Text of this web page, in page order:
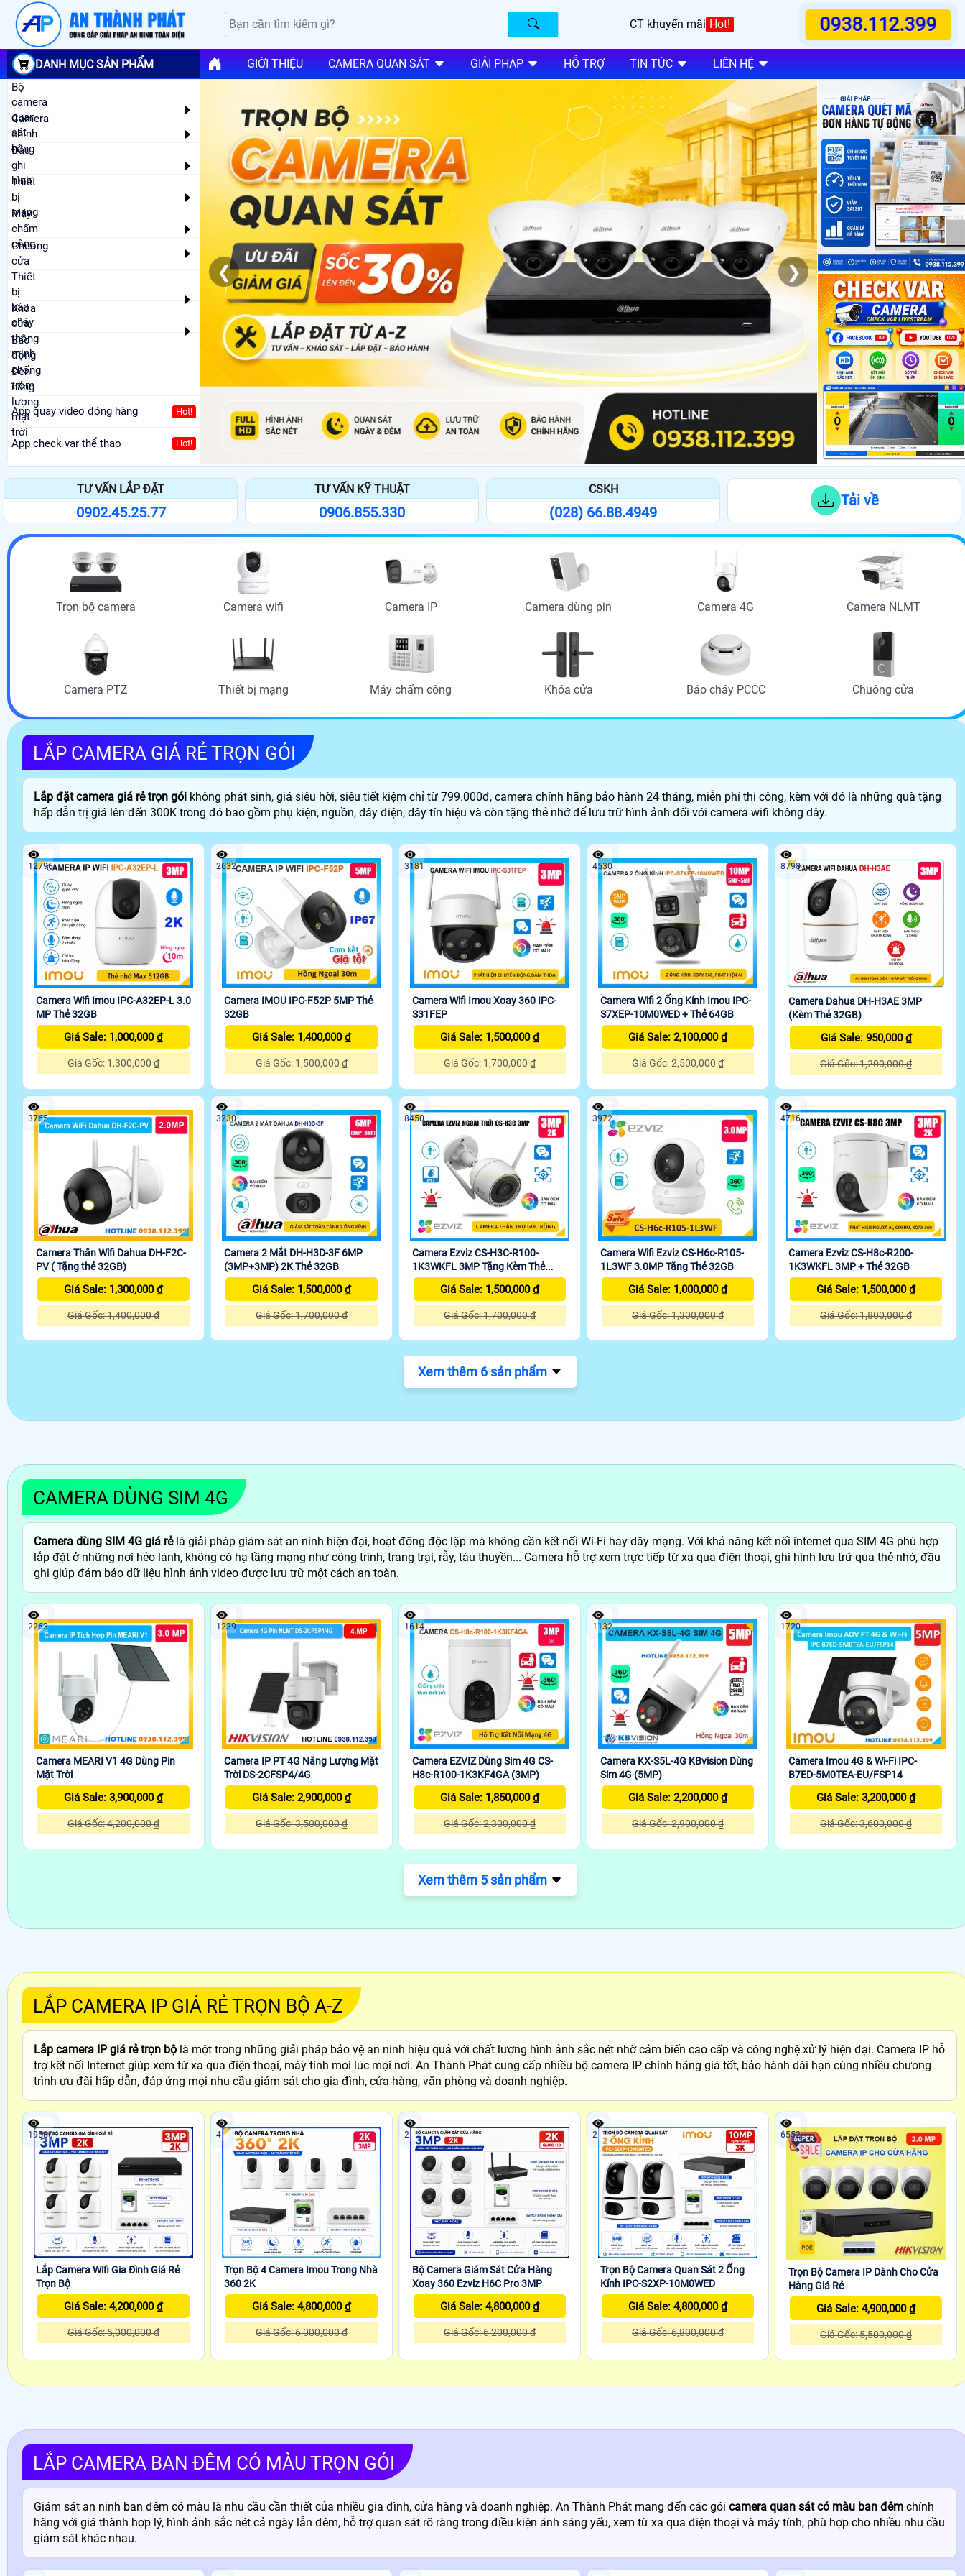
CT khuyến mãi Hot! 0938.112.399
DANH MỤC SẢN PHẨM
Bộ
camera
quan
sát
Camera
chính
hãng
Đầu
ghi
hình
Thiết
bị
mạng
Máy
chấm
công
Chuông
cửa
Thiết
bị
báo
cháy
Khóa
cửa
thông
minh
Báo
động
chống
trộm
Đèn
năng
lượng
mặt
trời
App quay video đóng hàng Hot!
App check var thể thao Hot!
GIỚI THIỆU CAMERA QUAN SÁT GIẢI PHÁP HỖ TRỢ TIN TỨC LIÊN HỆ
❮ ❯
TƯ VẤN LẮP ĐẶT
0902.45.25.77
TƯ VẤN KỸ THUẬT
0906.855.330
CSKH
(028) 66.88.4949
Tải về
Trọn bộ camera Camera wifi Camera IP Camera dùng pin Camera 4G Camera NLMT
Camera PTZ Thiết bị mạng Máy chấm công Khóa cửa Báo cháy PCCC Chuông cửa
LẮP CAMERA GIÁ RẺ TRỌN GÓI
Lắp đặt camera giá rẻ trọn gói không phát sinh, giá siêu hời, siêu tiết kiệm chỉ từ 799.000đ, camera chính hãng bảo hành 24 tháng, miễn phí thi công, kèm với đó là những quà tặng
hấp dẫn trị giá lên đến 300K trong đó bao gồm phụ kiện, nguồn, dây điện, dây tín hiệu và còn tặng thẻ nhớ để lưu trữ hình ảnh đối với camera wifi không dây.
Camera Wifi Imou IPC-A32EP-L 3.0
MP Thẻ 32GB
Giá Sale: 1,000,000 ₫
Giá Gốc: 1,300,000 ₫
12796
Camera IMOU IPC-F52P 5MP Thẻ
32GB
Giá Sale: 1,400,000 ₫
Giá Gốc: 1,500,000 ₫
2632
Camera Wifi Imou Xoay 360 IPC-
S31FEP
Giá Sale: 1,500,000 ₫
Giá Gốc: 1,700,000 ₫
3181
Camera Wifi 2 Ống Kính Imou IPC-
S7XEP-10M0WED + Thẻ 64GB
Giá Sale: 2,100,000 ₫
Giá Gốc: 2,500,000 ₫
4530
Camera Dahua DH-H3AE 3MP
(Kèm Thẻ 32GB)
Giá Sale: 950,000 ₫
Giá Gốc: 1,200,000 ₫
8798
Camera Thân Wifi Dahua DH-F2C-
PV ( Tặng thẻ 32GB)
Giá Sale: 1,300,000 ₫
Giá Gốc: 1,400,000 ₫
3765
Camera 2 Mắt DH-H3D-3F 6MP
(3MP+3MP) 2K Thẻ 32GB
Giá Sale: 1,500,000 ₫
Giá Gốc: 1,700,000 ₫
3230
Camera Ezviz CS-H3C-R100-
1K3WKFL 3MP Tặng Kèm Thẻ
32GB
Giá Sale: 1,500,000 ₫
Giá Gốc: 1,700,000 ₫
8450
Camera Wifi Ezviz CS-H6c-R105-
1L3WF 3.0MP Tặng Thẻ 32GB
Giá Sale: 1,000,000 ₫
Giá Gốc: 1,300,000 ₫
3972
Camera Ezviz CS-H8c-R200-
1K3WKFL 3MP + Thẻ 32GB
Giá Sale: 1,500,000 ₫
Giá Gốc: 1,800,000 ₫
4716
Xem thêm 6 sản phẩm
CAMERA DÙNG SIM 4G
Camera dùng SIM 4G giá rẻlà giải pháp giám sát an ninh hiện đại, hoạt động độc lập mà không cần kết nối Wi-Fi hay dây mạng. Với khả năng kết nối internet qua SIM 4G phù hợp
lắp đặt ở những nơi hẻo lánh, không có hạ tầng mạng như công trình, trang trại, rẫy, tàu thuyền... Camera hỗ trợ xem trực tiếp từ xa qua điện thoại, ghi hình lưu trữ qua thẻ nhớ, đầu
ghi giúp đảm bảo dữ liệu hình ảnh video được lưu trữ một cách an toàn.
Camera MEARI V1 4G Dùng Pin
Mặt Trời
Giá Sale: 3,900,000 ₫
Giá Gốc: 4,200,000 ₫
2263
Camera IP PT 4G Năng Lượng Mặt
Trời DS-2CFSP4/4G
Giá Sale: 2,900,000 ₫
Giá Gốc: 3,500,000 ₫
1239
Camera EZVIZ Dùng Sim 4G CS-
H8c-R100-1K3KF4GA (3MP)
Giá Sale: 1,850,000 ₫
Giá Gốc: 2,300,000 ₫
1614
Camera KX-S5L-4G KBvision Dùng
Sim 4G (5MP)
Giá Sale: 2,200,000 ₫
Giá Gốc: 2,900,000 ₫
1132
Camera Imou 4G & Wi-Fi IPC-
B7ED-5M0TEA-EU/FSP14
Giá Sale: 3,200,000 ₫
Giá Gốc: 3,600,000 ₫
1720
Xem thêm 5 sản phẩm
LẮP CAMERA IP GIÁ RẺ TRỌN BỘ A-Z
Lắp camera IP giá rẻ trọn bộ là một trong những giải pháp bảo vệ an ninh hiệu quả với chất lượng hình ảnh sắc nét nhờ cảm biến cao cấp và công nghệ xử lý hiện đại. Camera IP hỗ
trợ kết nối Internet giúp xem từ xa qua điện thoại, máy tính mọi lúc mọi nơi. An Thành Phát cung cấp nhiều bộ camera IP chính hãng giá tốt, bảo hành dài hạn cùng nhiều chương
trình ưu đãi hấp dẫn, đáp ứng mọi nhu cầu giám sát cho gia đình, cửa hàng, văn phòng và doanh nghiệp.
Lắp Camera Wifi Gia Đình Giá Rẻ
Trọn Bộ
Giá Sale: 4,200,000 ₫
Giá Gốc: 5,000,000 ₫
19580
Trọn Bộ 4 Camera Imou Trong Nhà
360 2K
Giá Sale: 4,800,000 ₫
Giá Gốc: 6,000,000 ₫
4
Bộ Camera Giám Sát Cửa Hàng
Xoay 360 Ezviz H6C Pro 3MP
Giá Sale: 4,800,000 ₫
Giá Gốc: 6,200,000 ₫
2
Trọn Bộ Camera Quan Sát 2 Ống
Kính IPC-S2XP-10M0WED
Giá Sale: 4,800,000 ₫
Giá Gốc: 6,800,000 ₫
2
Trọn Bộ Camera IP Dành Cho Cửa
Hàng Giá Rẻ
Giá Sale: 4,900,000 ₫
Giá Gốc: 5,500,000 ₫
6552
LẮP CAMERA BAN ĐÊM CÓ MÀU TRỌN GÓI
Giám sát an ninh ban đêm có màu là nhu cầu cần thiết của nhiều gia đình, cửa hàng và doanh nghiệp. An Thành Phát mang đến các gói camera quan sát có màu ban đêm chính
hãng với giá thành hợp lý, hình ảnh sắc nét cả ngày lẫn đêm, hỗ trợ quan sát rõ ràng trong điều kiện ánh sáng yếu, xem từ xa qua điện thoại và máy tính, phù hợp cho nhiều nhu cầu
giám sát khác nhau.